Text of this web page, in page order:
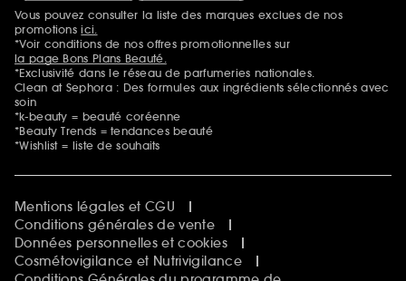
Mentions additionnelles
Vous pouvez consulter la liste des marques exclues de nos
promotionsici.
*Voir conditions de nos offres promotionnelles sur
la page Bons Plans Beauté.
*Exclusivité dans le réseau de parfumeries nationales.
Clean at Sephora : Des formules aux ingrédients sélectionnés avec
soin
*k-beauty = beauté coréenne
*Beauty Trends = tendances beauté
*Wishlist = liste de souhaits
Mentions légales et CGU
Conditions générales de vente
Données personnelles et cookies
Cosmétovigilance et Nutrivigilance